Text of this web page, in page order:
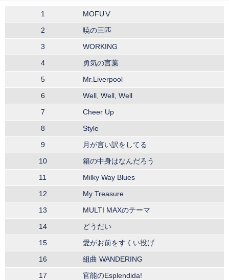
1
MOFUⅤ
2
暁の三匹
3
WORKING
4
勇気の言葉
5
Mr.Liverpool
6
Well, Well, Well
7
Cheer Up
8
Style
9
月が言い訳をしてる
10
箱の中身はなんだろう
11
Milky Way Blues
12
My Treasure
13
MULTI MAXのテーマ
14
どうだい
15
愛がお前をすくい投げ
16
組曲 WANDERING
17
官能のEsplendida!